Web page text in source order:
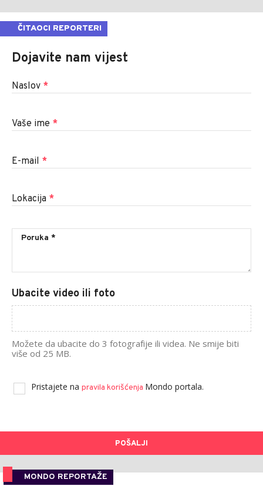
ČITAOCI REPORTERI
Dojavite nam vijest
Naslov *
Vaše ime *
E-mail *
Lokacija *
Ubacite video ili foto
Možete da ubacite do 3 fotografije ili videa. Ne smije biti
više od 25 MB.
Pristajete na pravila korišćenja Mondo portala.
POŠALJI
MONDO REPORTAŽE